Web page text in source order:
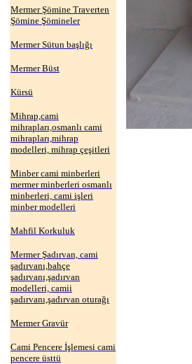
Mermer Şömine Traverten
Şömine Şömineler
Mermer Sütun başlığı
Mermer Büst
Kürsü
Mihrap,cami
mihrapları,osmanlı cami
mihrapları,mihrap
modelleri, mihrap çeşitleri
Minber cami minberleri
mermer minberleri osmanlı
minberleri, cami işleri
minber modelleri
Mahfil Korkuluk
Mermer Şadırvan, cami
şadırvanı,bahçe
şadırvanı,şadırvan
modelleri, camii
şadırvanı,şadırvan oturağı
Mermer Gravür
Cami Pencere İşlemesi cami
pencere üsttü